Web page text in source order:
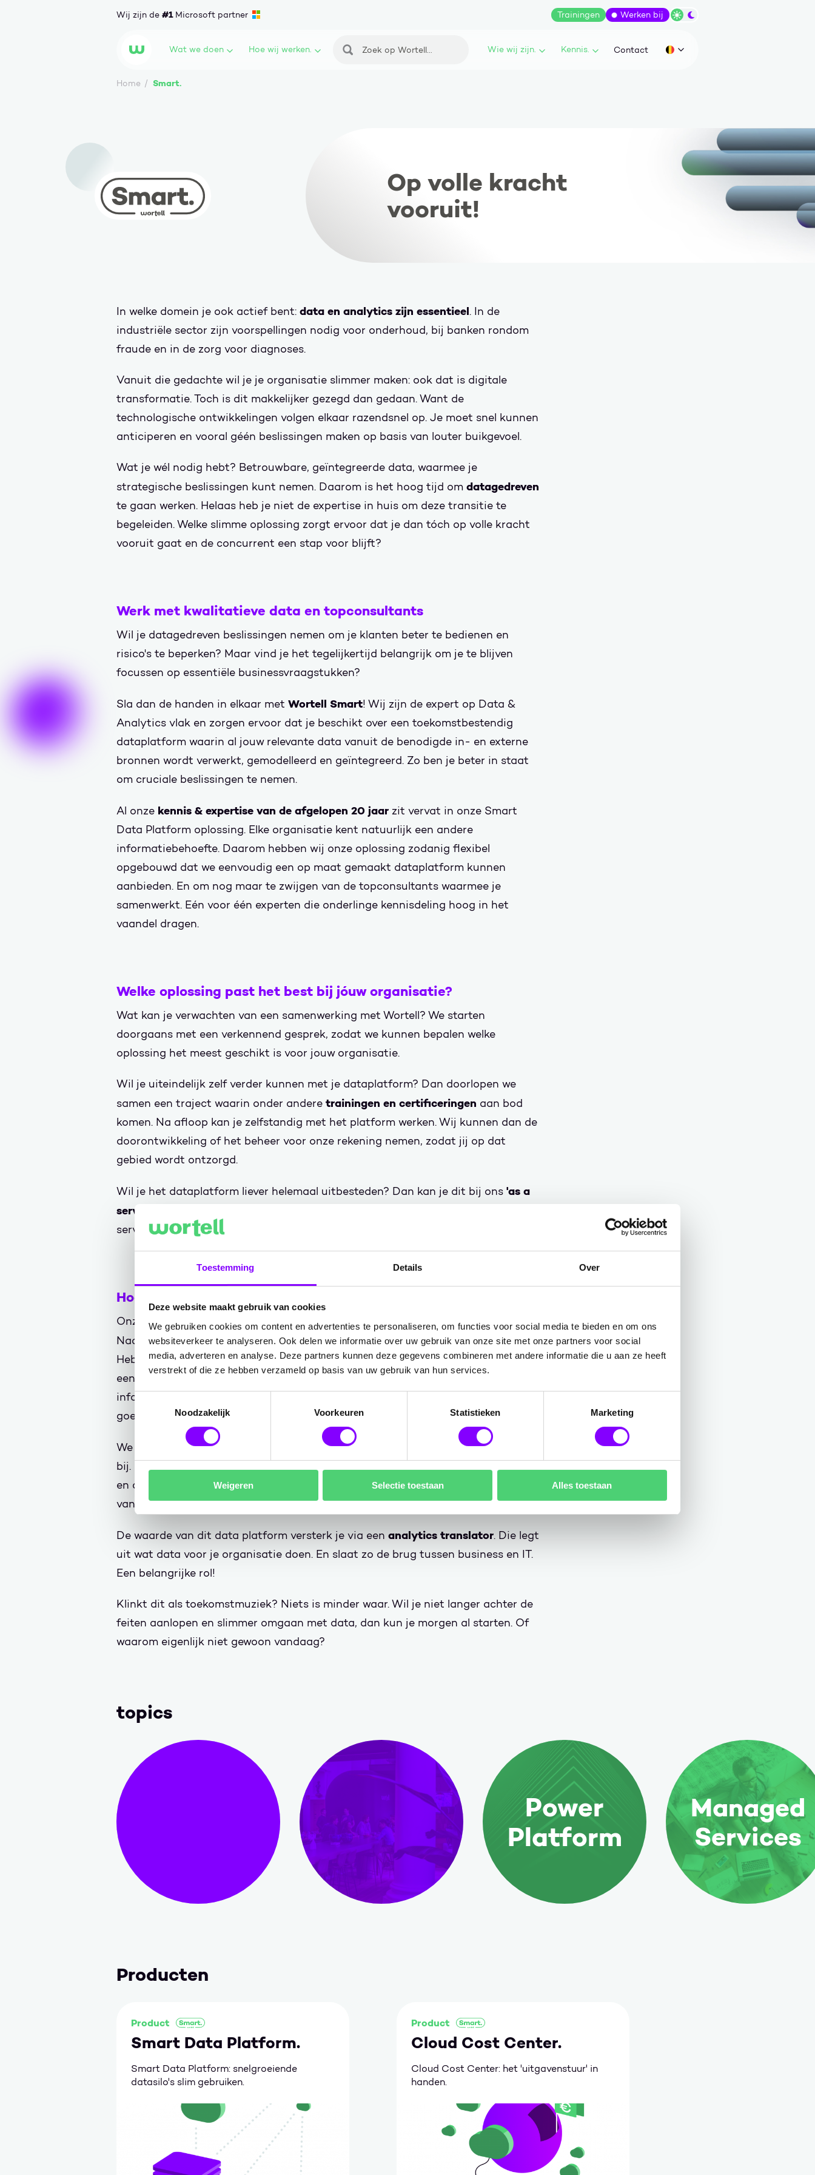
Toestemming Details Over
Deze website maakt gebruik van cookies
We gebruiken cookies om content en advertenties te personaliseren, om functies voor social media te bieden en om ons
websiteverkeer te analyseren. Ook delen we informatie over uw gebruik van onze site met onze partners voor social
media, adverteren en analyse. Deze partners kunnen deze gegevens combineren met andere informatie die u aan ze heeft
verstrekt of die ze hebben verzameld op basis van uw gebruik van hun services.
Toestemmingsselectie
Noodzakelijk
Voorkeuren Statistieken Marketing
Weigeren Selectie toestaan Alles toestaan
Wij zijn de #1Microsoft partner Trainingen Werken bij Wissel tussen dark/light modus
Wortell Wat we doen Hoe wij werken. Zoeken Wie wij zijn. Kennis. Contact Huidige taal: be
Home Smart.
Op volle kracht
vooruit!
In welke domein je ook actief bent: data en analytics zijn essentieel. In de
industriële sector zijn voorspellingen nodig voor onderhoud, bij banken rondom
fraude en in de zorg voor diagnoses.
Vanuit die gedachte wil je je organisatie slimmer maken: ook dat is digitale
transformatie. Toch is dit makkelijker gezegd dan gedaan. Want de
technologische ontwikkelingen volgen elkaar razendsnel op. Je moet snel kunnen
anticiperen en vooral géén beslissingen maken op basis van louter buikgevoel.
Wat je wél nodig hebt? Betrouwbare, geïntegreerde data, waarmee je
strategische beslissingen kunt nemen. Daarom is het hoog tijd om datagedreven
te gaan werken. Helaas heb je niet de expertise in huis om deze transitie te
begeleiden. Welke slimme oplossing zorgt ervoor dat je dan tóch op volle kracht
vooruit gaat en de concurrent een stap voor blijft?
Werk met kwalitatieve data en topconsultants
Wil je datagedreven beslissingen nemen om je klanten beter te bedienen en
risico's te beperken? Maar vind je het tegelijkertijd belangrijk om je te blijven
focussen op essentiële businessvraagstukken?
Sla dan de handen in elkaar met Wortell Smart! Wij zijn de expert op Data &
Analytics vlak en zorgen ervoor dat je beschikt over een toekomstbestendig
dataplatform waarin al jouw relevante data vanuit de benodigde in- en externe
bronnen wordt verwerkt, gemodelleerd en geïntegreerd. Zo ben je beter in staat
om cruciale beslissingen te nemen.
Al onze kennis & expertise van de afgelopen 20 jaar zit vervat in onze Smart
Data Platform oplossing. Elke organisatie kent natuurlijk een andere
informatiebehoefte. Daarom hebben wij onze oplossing zodanig flexibel
opgebouwd dat we eenvoudig een op maat gemaakt dataplatform kunnen
aanbieden. En om nog maar te zwijgen van de topconsultants waarmee je
samenwerkt. Eén voor één experten die onderlinge kennisdeling hoog in het
vaandel dragen.
Welke oplossing past het best bij jóuw organisatie?
Wat kan je verwachten van een samenwerking met Wortell? We starten
doorgaans met een verkennend gesprek, zodat we kunnen bepalen welke
oplossing het meest geschikt is voor jouw organisatie.
Wil je uiteindelijk zelf verder kunnen met je dataplatform? Dan doorlopen we
samen een traject waarin onder andere trainingen en certificeringen aan bod
komen. Na afloop kan je zelfstandig met het platform werken. Wij kunnen dan de
doorontwikkeling of het beheer voor onze rekening nemen, zodat jij op dat
gebied wordt ontzorgd.
Wil je het dataplatform liever helemaal uitbesteden? Dan kan je dit bij ons 'as a
service'
servicemanagement tot beheer. En je kunt rekenen op 24/7 support!
Hoe werken we?
Onze eerste stap is het samenstellen van een datateam binnen je organisatie.
Nadien maken we via eenData Readiness Scaninzichtelijk waar je nu staat.
Hebben we dit eenmaal in kaart gebracht, dan starten we met het bouwen van
een Smart Data Platform. Hierop sluit je je eerste databronnen aan. Zo lopen
informatiestromen door het platform heen. Daaruit komen data die je op een
goede manier kunt gebruiken in rapporten.
We starten simpel: met één databron. Maar daar komen steeds meer databronnen
bij. Dit betekent dat je rapporten continu krachtiger worden. Je werkt met data
en algoritmes, waarmee je voorspellingen kunt doen. Die kun je in een extra kolom
van een lijst opnemen. Of je ontwikkelt er een hele applicatie rond.
De waarde van dit data platform versterk je via een analytics translator. Die legt
uit wat data voor je organisatie doen. En slaat zo de brug tussen business en IT.
Een belangrijke rol!
Klinkt dit als toekomstmuziek? Niets is minder waar. Wil je niet langer achter de
feiten aanlopen en slimmer omgaan met data, dan kun je morgen al starten. Of
waarom eigenlijk niet gewoon vandaag?
topics
Power
Platform
Managed
Services
Producten
Product
Smart Data Platform.
Smart Data Platform: snelgroeiende
datasilo's slim gebruiken.
Ga naar Smart Data Platform.
Product
Cloud Cost Center.
Cloud Cost Center: het 'uitgavenstuur' in
handen.
Ga naar Cloud Cost Center.